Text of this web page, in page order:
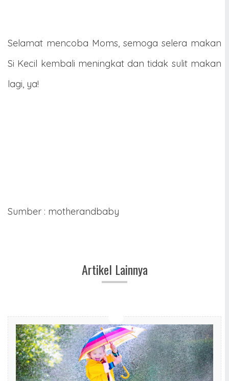
Selamat mencoba Moms, semoga selera makan
Si Kecil kembali meningkat dan tidak sulit makan
lagi, ya!
Sumber : motherandbaby
Artikel Lainnya